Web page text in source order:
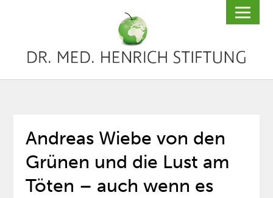
Andreas Wiebe von den
Grünen und die Lust am
Töten – auch wenn es